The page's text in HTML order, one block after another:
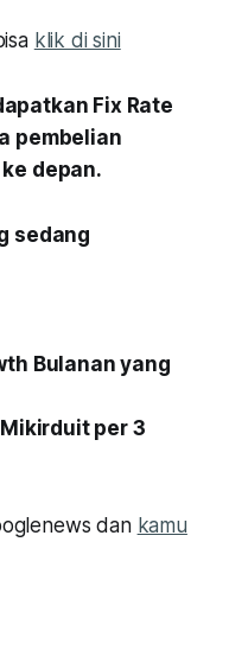
klik di sini
Fix Rate
pembelian
depan.
sedang
Bulanan yang
per 3
dan kamu